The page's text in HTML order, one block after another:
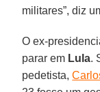
militares”, diz
O ex-
parar em Lula.
pedetista,